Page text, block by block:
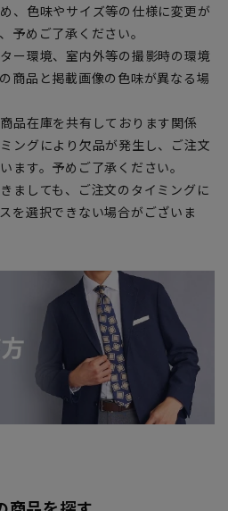
、色味やサイズ等の仕様に変更が
予めご了承ください。
ー環境、室内外等の撮影時の環境
商品と掲載画像の色味が異なる場
品在庫を共有しております関係
ングにより欠品が発生し、ご注文
ます。予めご了承ください。
ましても、ご注文のタイミングに
を選択できない場合がございま